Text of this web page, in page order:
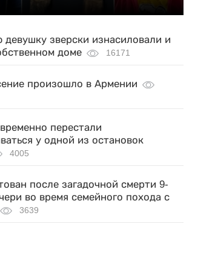
девушку зверски изнасиловали и
доме
16171
произошло в Армении
перестали
у одной из остановок
4005
после загадочной смерти 9-
во время семейного похода с
3639